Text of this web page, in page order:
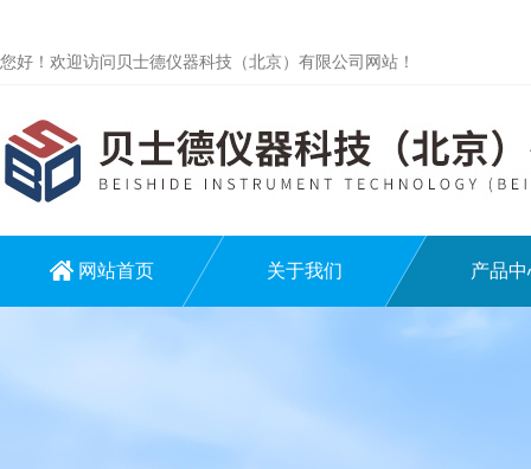
您好！欢迎访问贝士德仪器科技（北京）有限公司网站！
网站首页 关于我们 产品中